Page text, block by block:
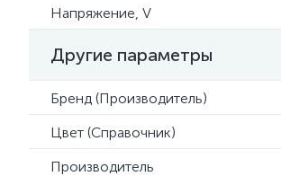
Напряжение, V
Другие параметры
Бренд (Производитель)
Цвет (Справочник)
Производитель